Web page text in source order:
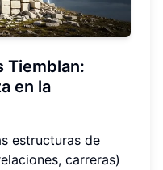
Tiemblan:
en la
estructuras de
carreras)